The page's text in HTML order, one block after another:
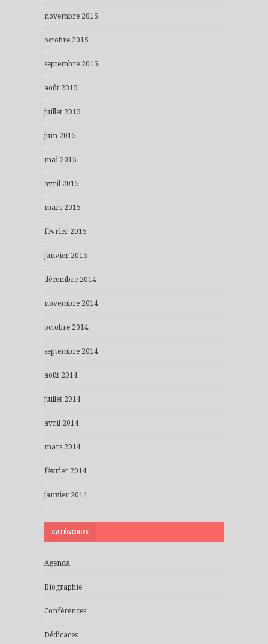
novembre 2015
octobre 2015
septembre 2015
août 2015
juillet 2015
juin 2015
mai 2015
avril 2015
mars 2015
février 2015
janvier 2015
décembre 2014
novembre 2014
octobre 2014
septembre 2014
août 2014
juillet 2014
avril 2014
mars 2014
février 2014
janvier 2014
CATÉGORIES
Agenda
Biographie
Conférences
Dédicaces